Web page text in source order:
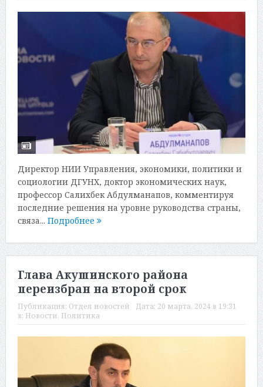
Директор НИИ Управления, экономики, политики и
социологии ДГУНХ, доктор экономических наук,
профессор Салихбек Абдулманапов, комментируя
последние решения на уровне руководства страны,
связа... Подробнее
Глава Акушинского района
переизбран на второй срок
Публикация: Отдел новостей Дата: 20 марта, 2024 в 19:31
в: Новости, Политика